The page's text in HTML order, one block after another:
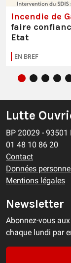
Incendie de
faire
Etat
EN BREF
Lutte
BP 20029 - 93501
01 48 10 86 20
Contact
Données
Mentions légales
Newsletter
Abonnez-vous
chaque lundi par